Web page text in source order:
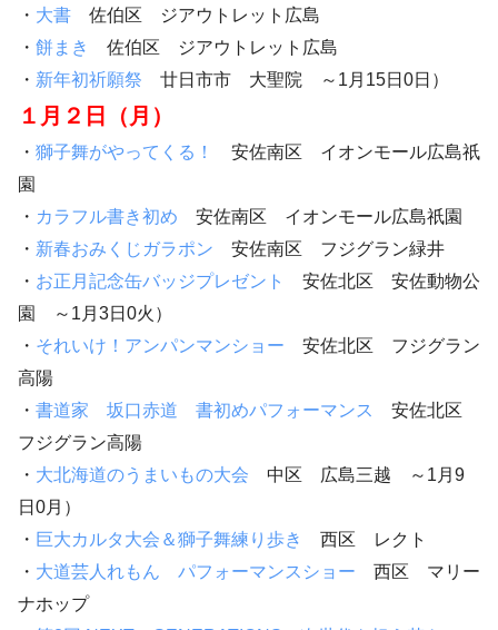
・ 大書 佐伯区 ジアウトレット広島
・ 餅まき
佐伯区 ジアウトレット広島
・ 新年初祈願祭 廿日市市 大聖院 ～1月15日0日）
１月２日（月）
・ 獅子舞がやってくる！
安佐南区 イオンモール広島祇
園
・ カラフル書き初め 安佐南区 イオンモール広島祇園
・ 新春おみくじガラポン 安佐南区 フジグラン緑井
・ お正月記念缶バッジプレゼント
安佐北区 安佐動物公
園 ～1月3日0火）
・ それいけ！アンパンマンショー 安佐北区 フジグラン
高陽
・ 書道家 坂口赤道 書初めパフォーマンス
安佐北区
フジグラン高陽
・ 大北海道のうまいもの大会 中区 広島三越 ～1月9
日0月）
・ 巨大カルタ大会＆獅子舞練り歩き
西区 レクト
・ 大道芸人れもん パフォーマンスショー 西区 マリー
ナホップ